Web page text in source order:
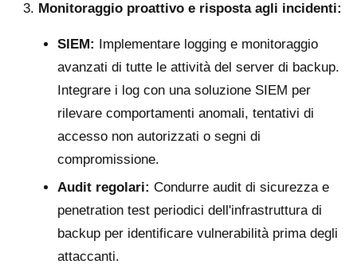
Monitoraggio proattivo e risposta agli incidenti:
SIEM:
Implementare logging e monitoraggio
avanzati di tutte le attività del server di backup.
Integrare i log con una soluzione SIEM per
rilevare comportamenti anomali, tentativi di
accesso non autorizzati o segni di
compromissione.
Audit regolari: Condurre audit di sicurezza e
penetration test periodici dell'infrastruttura di
backup per identificare vulnerabilità prima degli
attaccanti.